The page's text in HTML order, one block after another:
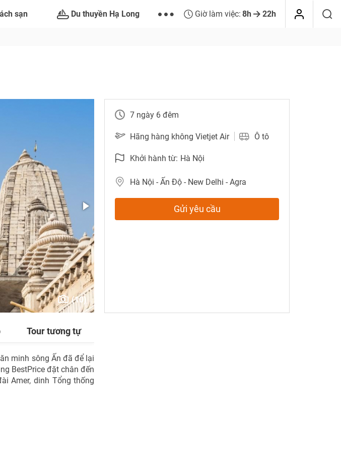
sạn Du thuyền Hạ Long Giờ làm việc: 8h 22h
(10)
7 ngày 6 đêm
Hãng hàng không Vietjet Air Ô tô
Khởi hành từ: Hà Nội
Hà Nội - Ấn Độ - New Delhi - Agra
Gửi yêu cầu
Tour tương tự
minh sông Ấn đã để lại
BestPrice đặt chân đến
Amer, dinh Tổng thống
NGAY
NGAY
NGAY